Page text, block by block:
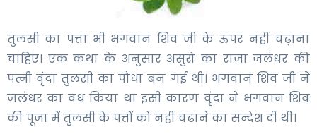
तुलसी का पत्ता भी भगवान श‌िव जी के ऊपर नहीं चढ़ाना
चाह‌‌िए। एक कथा के अनुसार असुरो का राजा जलंधर की
पत्नी वृंदा तुलसी का पौधा बन गई थी। भगवान श‌िव जी ने
जलंधर का वध क‌िया था इसी कारण वृंदा ने भगवान श‌िव
की पूजा में तुलसी के पत्तों को नहीं चढाने का सन्देश दी थी।